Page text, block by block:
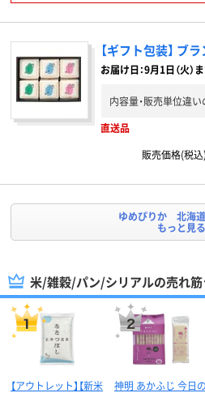
【ギフト包装】 ブ
お届け日：9月1日（火）
内容量・販売単位違
直送品
販売価格(税込)
ゆめぴりか 北海
もっと見る
米/雑穀/パン/シリアルの売れ
【アウトレット】【新米
神明 あかふじ 今日の